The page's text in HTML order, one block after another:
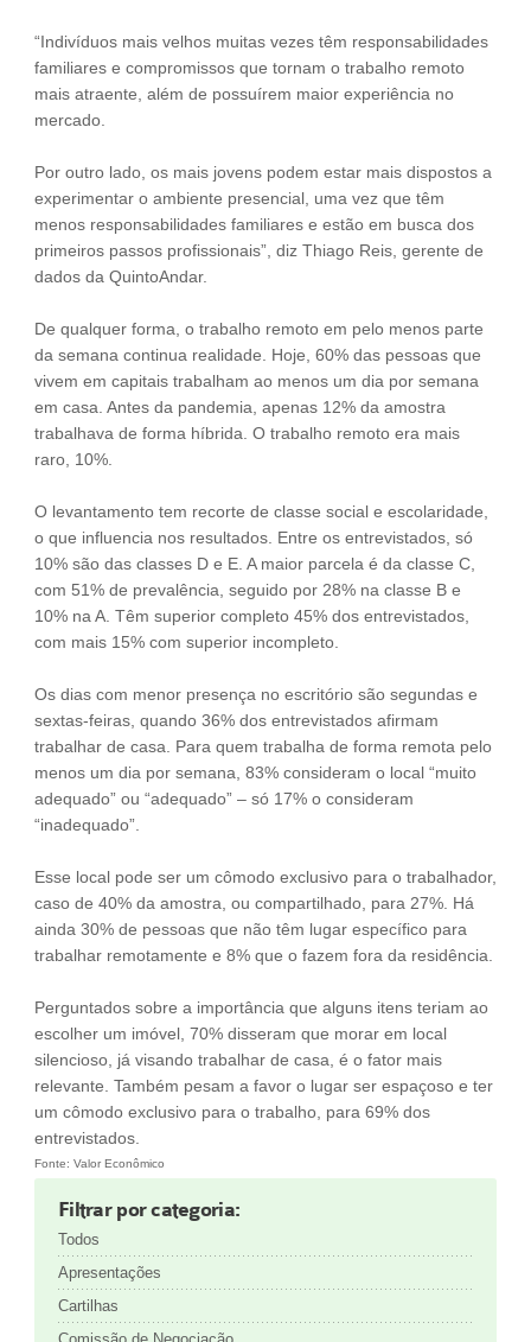
“Indivíduos mais velhos muitas vezes têm responsabilidades
familiares e compromissos que tornam o trabalho remoto
mais atraente, além de possuírem maior experiência no
mercado.
Por outro lado, os mais jovens podem estar mais dispostos a
experimentar o ambiente presencial, uma vez que têm
menos responsabilidades familiares e estão em busca dos
primeiros passos profissionais”, diz Thiago Reis, gerente de
dados da QuintoAndar.
De qualquer forma, o trabalho remoto em pelo menos parte
da semana continua realidade. Hoje, 60% das pessoas que
vivem em capitais trabalham ao menos um dia por semana
em casa. Antes da pandemia, apenas 12% da amostra
trabalhava de forma híbrida. O trabalho remoto era mais
raro, 10%.
O levantamento tem recorte de classe social e escolaridade,
o que influencia nos resultados. Entre os entrevistados, só
10% são das classes D e E. A maior parcela é da classe C,
com 51% de prevalência, seguido por 28% na classe B e
10% na A. Têm superior completo 45% dos entrevistados,
com mais 15% com superior incompleto.
Os dias com menor presença no escritório são segundas e
sextas-feiras, quando 36% dos entrevistados afirmam
trabalhar de casa. Para quem trabalha de forma remota pelo
menos um dia por semana, 83% consideram o local “muito
adequado” ou “adequado” – só 17% o consideram
“inadequado”.
Esse local pode ser um cômodo exclusivo para o trabalhador,
caso de 40% da amostra, ou compartilhado, para 27%. Há
ainda 30% de pessoas que não têm lugar específico para
trabalhar remotamente e 8% que o fazem fora da residência.
Perguntados sobre a importância que alguns itens teriam ao
escolher um imóvel, 70% disseram que morar em local
silencioso, já visando trabalhar de casa, é o fator mais
relevante. Também pesam a favor o lugar ser espaçoso e ter
um cômodo exclusivo para o trabalho, para 69% dos
entrevistados.
Fonte: Valor Econômico
Filtrar por categoria:
Todos
Apresentações
Cartilhas